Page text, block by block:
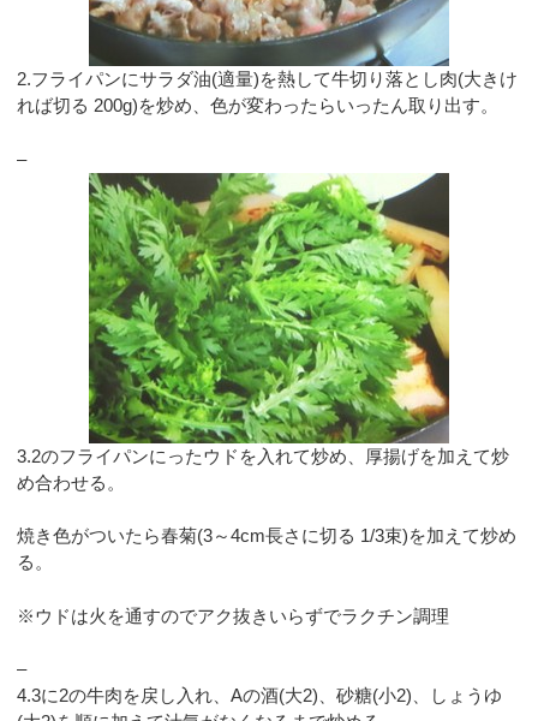
2.フライパンにサラダ油(適量)を熱して牛切り落とし肉(大きけ
れば切る 200g)を炒め、色が変わったらいったん取り出す。
–
3.2のフライパンにったウドを入れて炒め、厚揚げを加えて炒
め合わせる。
焼き色がついたら春菊(3～4cm長さに切る 1/3束)を加えて炒め
る。
※ウドは火を通すのでアク抜きいらずでラクチン調理
–
4.3に2の牛肉を戻し入れ、Aの酒(大2)、砂糖(小2)、しょうゆ